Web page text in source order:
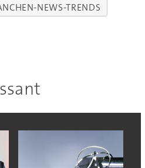
NEWS-TRENDS